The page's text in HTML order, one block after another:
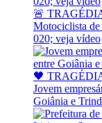
🚨
Motociclista de
020; veja vídeo
🖤
Jovem
Goiânia e